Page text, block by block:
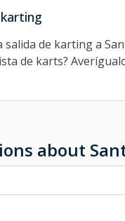
de karting a
de karts?
about